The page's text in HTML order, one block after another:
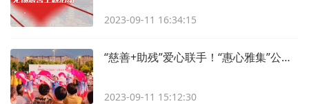
2023-09-11 16:34:15
“慈善+助残”爱心联手！“惠心雅集”公益市集传递善意
2023-09-11 15:12:30